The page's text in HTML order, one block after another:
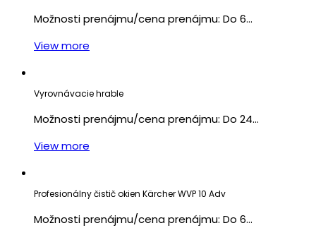
Možnosti prenájmu/cena prenájmu: Do 6…
View more
Vyrovnávacie hrable
Možnosti prenájmu/cena prenájmu: Do 24…
View more
Profesionálny čistič okien Kärcher WVP 10 Adv
Možnosti prenájmu/cena prenájmu: Do 6…